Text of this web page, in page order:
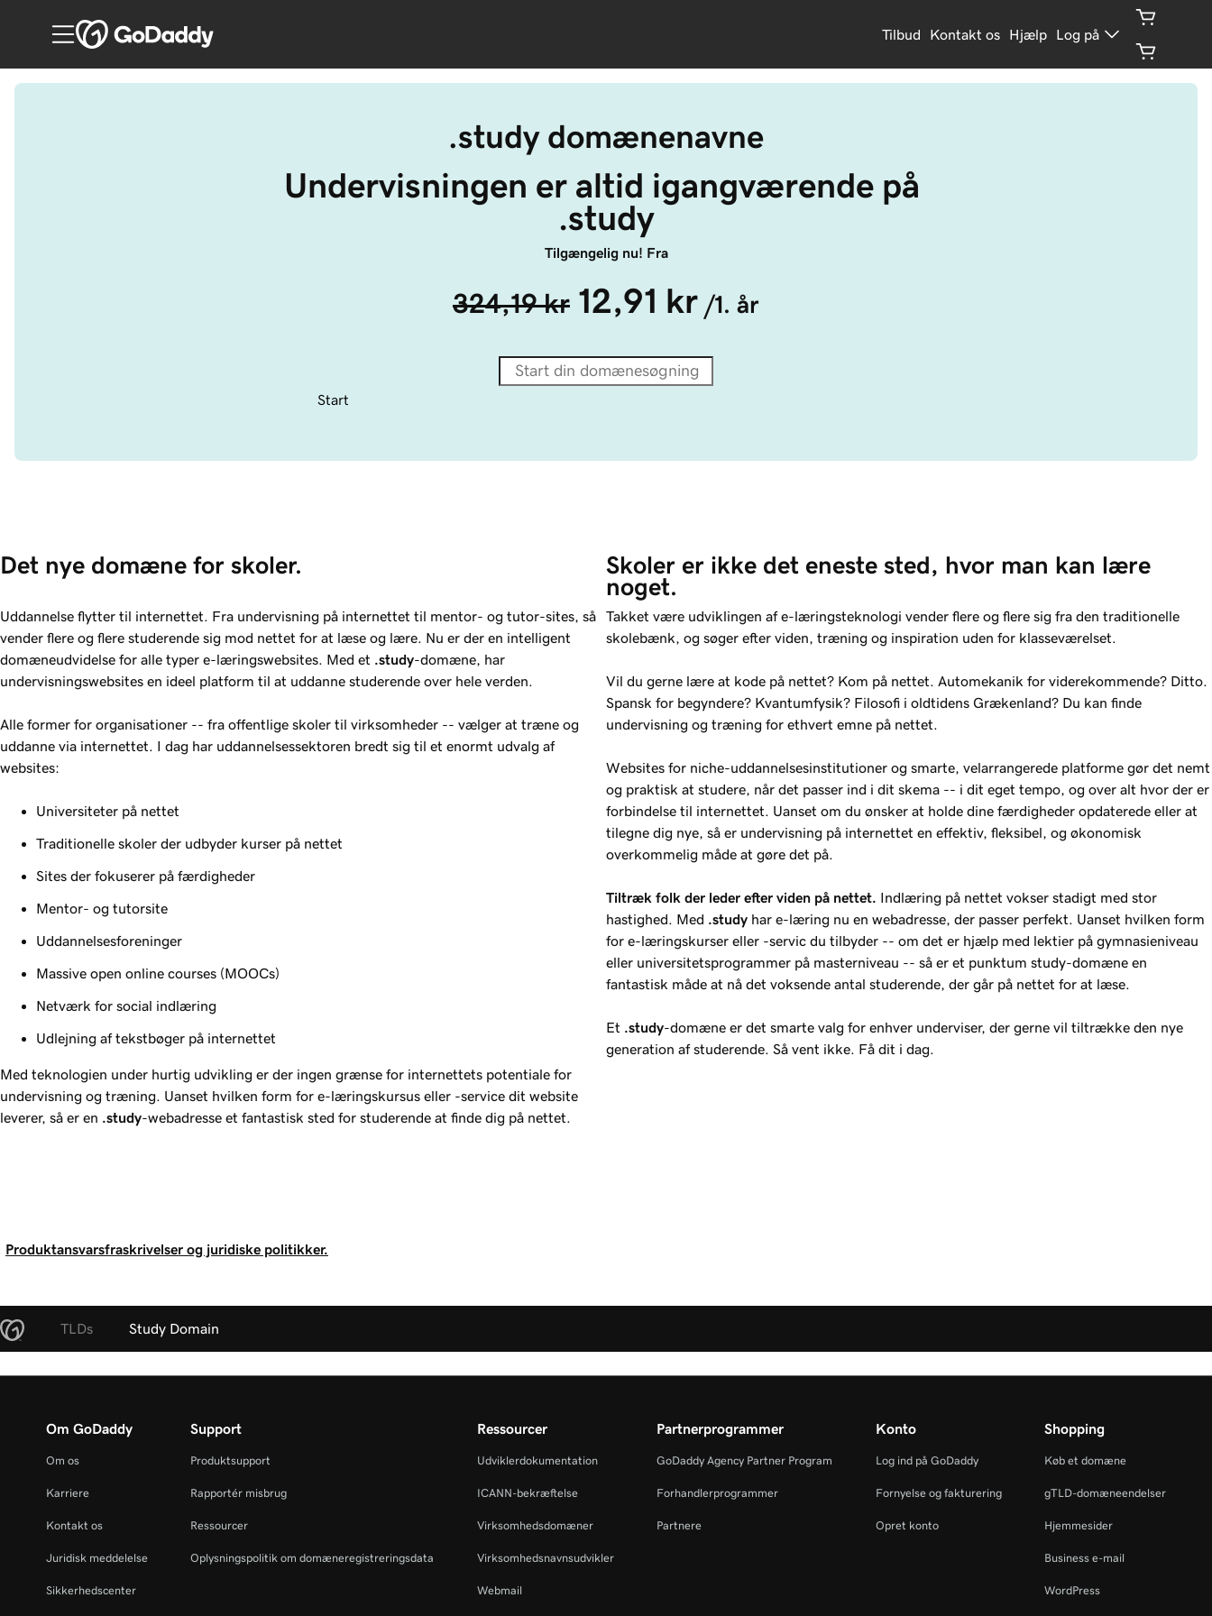
Tilbud Kontakt os Hjælp Log på
.study domænenavne
Undervisningen er altid igangværende på
.study
Tilgængelig nu! Fra
324,19 kr 12,91 kr /1. år
Start
Det nye domæne for skoler.
Uddannelse flytter til internettet. Fra undervisning på internettet til mentor- og tutor-sites, så
vender flere og flere studerende sig mod nettet for at læse og lære. Nu er der en intelligent
domæneudvidelse for alle typer e-læringswebsites. Med et .study-domæne, har
undervisningswebsites en ideel platform til at uddanne studerende over hele verden.
Alle former for organisationer -- fra offentlige skoler til virksomheder -- vælger at træne og
uddanne via internettet. I dag har uddannelsessektoren bredt sig til et enormt udvalg af
websites:
Universiteter på nettet
Traditionelle skoler der udbyder kurser på nettet
Sites der fokuserer på færdigheder
Mentor- og tutorsite
Uddannelsesforeninger
Massive open online courses (MOOCs)
Netværk for social indlæring
Udlejning af tekstbøger på internettet
Med teknologien under hurtig udvikling er der ingen grænse for internettets potentiale for
undervisning og træning. Uanset hvilken form for e-læringskursus eller -service dit website
leverer, så er en .study-webadresse et fantastisk sted for studerende at finde dig på nettet.
Skoler er ikke det eneste sted, hvor man kan lære
noget.
Takket være udviklingen af e-læringsteknologi vender flere og flere sig fra den traditionelle
skolebænk, og søger efter viden, træning og inspiration uden for klasseværelset.
Vil du gerne lære at kode på nettet? Kom på nettet. Automekanik for viderekommende? Ditto.
Spansk for begyndere? Kvantumfysik? Filosofi i oldtidens Grækenland? Du kan finde
undervisning og træning for ethvert emne på nettet.
Websites for niche-uddannelsesinstitutioner og smarte, velarrangerede platforme gør det nemt
og praktisk at studere, når det passer ind i dit skema -- i dit eget tempo, og over alt hvor der er
forbindelse til internettet. Uanset om du ønsker at holde dine færdigheder opdaterede eller at
tilegne dig nye, så er undervisning på internettet en effektiv, fleksibel, og økonomisk
overkommelig måde at gøre det på.
Tiltræk folk der leder efter viden på nettet. Indlæring på nettet vokser stadigt med stor
hastighed. Med .study har e-læring nu en webadresse, der passer perfekt. Uanset hvilken form
for e-læringskurser eller -servic du tilbyder -- om det er hjælp med lektier på gymnasieniveau
eller universitetsprogrammer på masterniveau -- så er et punktum study-domæne en
fantastisk måde at nå det voksende antal studerende, der går på nettet for at læse.
Et .study-domæne er det smarte valg for enhver underviser, der gerne vil tiltrække den nye
generation af studerende. Så vent ikke. Få dit i dag.
Produktansvarsfraskrivelser og juridiske politikker.
TLDs Study Domain
Om GoDaddy
Om os
Karriere
Kontakt os
Juridisk meddelelse
Sikkerhedscenter
Support
Produktsupport
Rapportér misbrug
Ressourcer
Oplysningspolitik om domæneregistreringsdata
Ressourcer
Udviklerdokumentation
ICANN-bekræftelse
Virksomhedsdomæner
Virksomhedsnavnsudvikler
Webmail
Partnerprogrammer
GoDaddy Agency Partner Program
Forhandlerprogrammer
Partnere
Konto
Log ind på GoDaddy
Fornyelse og fakturering
Opret konto
Shopping
Køb et domæne
gTLD-domæneendelser
Hjemmesider
Business e-mail
WordPress